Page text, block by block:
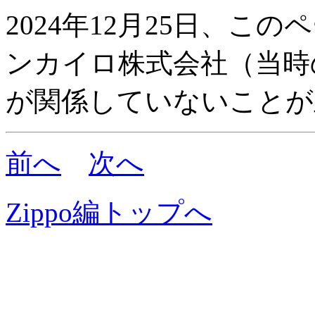
2024年12月25日、この
ンカイロ株式会社（当
が関係していないこと
前へ
次へ
Zippo編トップへ